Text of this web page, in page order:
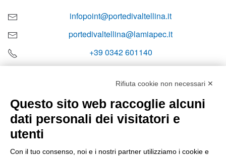
infopoint@portedivaltellina.it
portedivaltellina@lamiapec.it
+39 0342 601140
Orari di apertura
Rifiuta cookie non necessari ✕
Questo sito web raccoglie alcuni
dati personali dei visitatori e
utenti
Con il tuo consenso, noi e i nostri partner utilizziamo i cookie e